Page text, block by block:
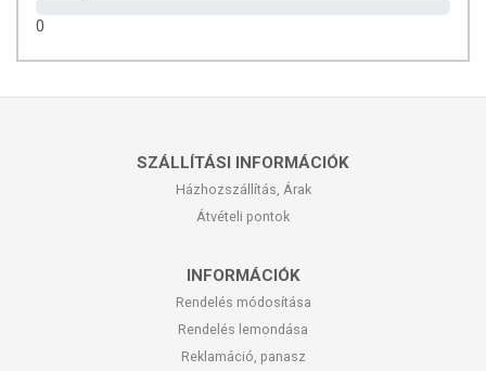
0
SZÁLLÍTÁSI INFORMÁCIÓK
Házhozszállítás, Árak
Átvételi pontok
INFORMÁCIÓK
Rendelés módosítása
Rendelés lemondása
Reklamáció, panasz